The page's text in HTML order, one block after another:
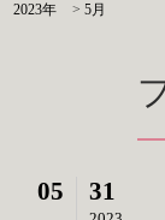
2023年
>5月
05 31